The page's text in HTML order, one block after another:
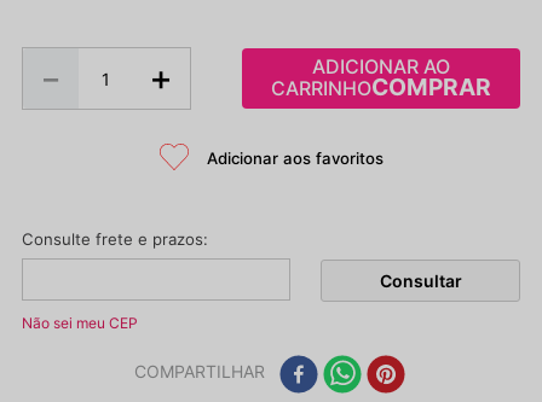
＋
－
ADICIONAR AO
CARRINHO
Não sei meu CEP
COMPARTILHAR